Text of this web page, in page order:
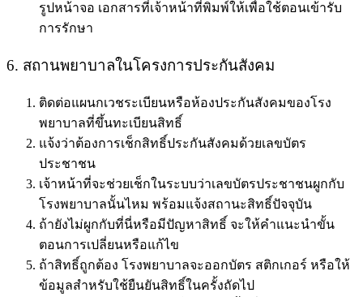
รูปหน้าจอ เอกสารที่เจ้าหน้าที่พิมพ์ให้เพื่อใช้ตอนเข้ารับ
การรักษา
6. สถานพยาบาลในโครงการประกันสังคม
ติดต่อแผนกเวชระเบียนหรือห้องประกันสังคมของโรง
พยาบาลที่ขึ้นทะเบียนสิทธิ์
แจ้งว่าต้องการเช็กสิทธิ์ประกันสังคมด้วยเลขบัตร
ประชาชน
เจ้าหน้าที่จะช่วยเช็กในระบบว่าเลขบัตรประชาชนผูกกับ
โรงพยาบาลนั้นไหม พร้อมแจ้งสถานะสิทธิ์ปัจจุบัน
ถ้ายังไม่ผูกกับที่นี่หรือมีปัญหาสิทธิ์ จะให้คำแนะนำขั้น
ตอนการเปลี่ยนหรือแก้ไข
ถ้าสิทธิ์ถูกต้อง โรงพยาบาลจะออกบัตร สติกเกอร์ หรือให้
ข้อมูลสำหรับใช้ยืนยันสิทธิ์ในครั้งถัดไป